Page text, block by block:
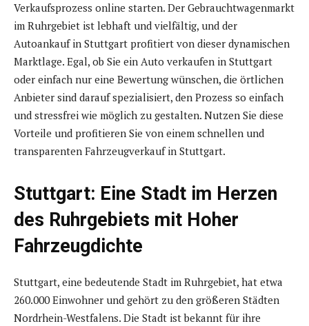
Verkaufsprozess online starten. Der Gebrauchtwagenmarkt
im Ruhrgebiet ist lebhaft und vielfältig, und der
Autoankauf in Stuttgart profitiert von dieser dynamischen
Marktlage. Egal, ob Sie ein Auto verkaufen in Stuttgart
oder einfach nur eine Bewertung wünschen, die örtlichen
Anbieter sind darauf spezialisiert, den Prozess so einfach
und stressfrei wie möglich zu gestalten. Nutzen Sie diese
Vorteile und profitieren Sie von einem schnellen und
transparenten Fahrzeugverkauf in Stuttgart.
Stuttgart: Eine Stadt im Herzen
des Ruhrgebiets mit Hoher
Fahrzeugdichte
Stuttgart, eine bedeutende Stadt im Ruhrgebiet, hat etwa
260.000 Einwohner und gehört zu den größeren Städten
Nordrhein-Westfalens. Die Stadt ist bekannt für ihre